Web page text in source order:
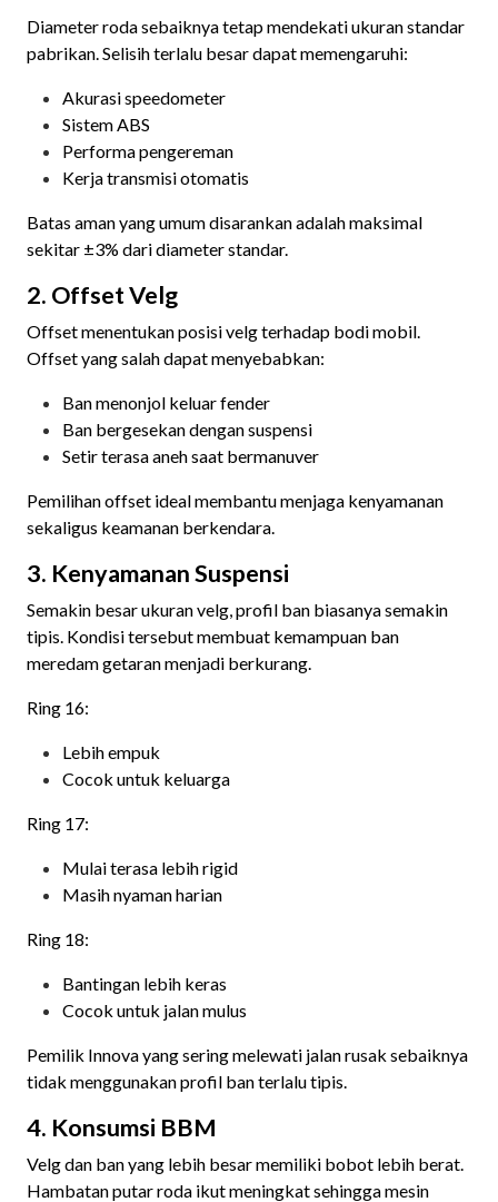
Diameter roda sebaiknya tetap mendekati ukuran standar
pabrikan. Selisih terlalu besar dapat memengaruhi:
Akurasi speedometer
Sistem ABS
Performa pengereman
Kerja transmisi otomatis
Batas aman yang umum disarankan adalah maksimal
sekitar ±3% dari diameter standar.
2. Offset Velg
Offset menentukan posisi velg terhadap bodi mobil.
Offset yang salah dapat menyebabkan:
Ban menonjol keluar fender
Ban bergesekan dengan suspensi
Setir terasa aneh saat bermanuver
Pemilihan offset ideal membantu menjaga kenyamanan
sekaligus keamanan berkendara.
3. Kenyamanan Suspensi
Semakin besar ukuran velg, profil ban biasanya semakin
tipis. Kondisi tersebut membuat kemampuan ban
meredam getaran menjadi berkurang.
Ring 16:
Lebih empuk
Cocok untuk keluarga
Ring 17:
Mulai terasa lebih rigid
Masih nyaman harian
Ring 18:
Bantingan lebih keras
Cocok untuk jalan mulus
Pemilik Innova yang sering melewati jalan rusak sebaiknya
tidak menggunakan profil ban terlalu tipis.
4. Konsumsi BBM
Velg dan ban yang lebih besar memiliki bobot lebih berat.
Hambatan putar roda ikut meningkat sehingga mesin